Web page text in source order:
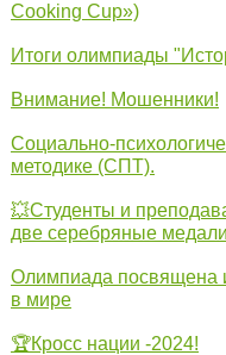
Cooking Cup»)
Итоги олимпиады
Внимание! Мошенники!
Социально-
методике (СПТ).
💥Студенты и
две серебряные
Олимпиада посвящена
в мире
🏆Кросс нации -2024!